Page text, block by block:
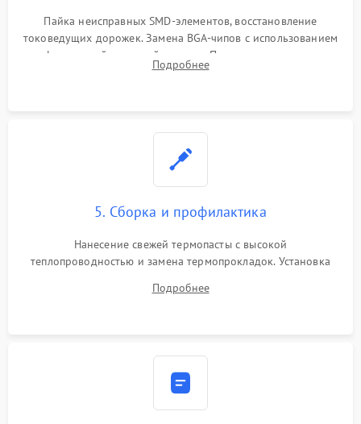
Пайка неисправных SMD-элементов, восстановление
токоведущих дорожек. Замена BGA-чипов с использованием
инфракрасной паяльной станции. Прошивка микросхемы
BIOS или замена поврежденных портов USB
Подробнее
5. Сборка и профилактика
Нанесение свежей термопасты с высокой
теплопроводностью и замена термопрокладок. Установка
шлейфов, модулей памяти и накопителей. Предварительная
Подробнее